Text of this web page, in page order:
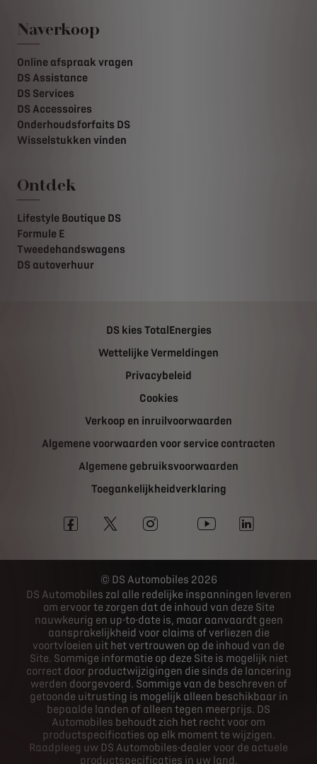
Naverkoop
Online afspraak vragen
DS Assistance
DS Services
DS Accessoires
Onderhoudsforfaits DS
Wisselstukken vinden
Ontdek
Lifestyle Boutique DS
Formule E
Tweedehandswagens
DS autoverhuur
DS kies TotalEnergies
Wettelijke Vermeldingen
Privacybeleid
Cookies
Verkoop en inruilvoorwaarden
Algemene voorwaarden voor service contracten
Algemene gebruiksvoorwaarden
Toegankelijkheidverklaring
DS Automobiles 2026
DS Automobiles zal alle redelijke inspanningen leveren
om ervoor te zorgen dat de inhoud van deze Site
nauwkeurig en up-to-date is, maar aanvaardt geen
aansprakelijkheid voor claims of verliezen die
voortvloeien uit het vertrouwen op de inhoud van de
Site. Sommige informatie op deze Site is mogelijk niet
correct door productwijzigingen die sinds de lancering
werden doorgevoerd. Sommige van de beschreven of
getoonde uitrusting is mogelijk alleen beschikbaar in
bepaalde landen of alleen tegen meerprijs. DS
Automobiles behoudt zich het recht voor om
productspecificaties op elk moment te wijzigen.
Raadpleeg uw DS Automobiles-dealer voor de actuele
productspecificaties in uw land.